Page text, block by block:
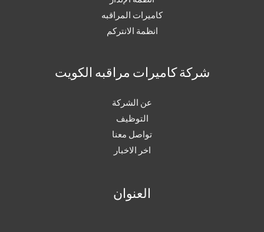
كاميرات المراقبه
انظمة الانتركم
شركة كاميرات مراقبه الكويت
عن الشركة
التوظيف
تواصل معنا
اخر الاخبار
العنوان